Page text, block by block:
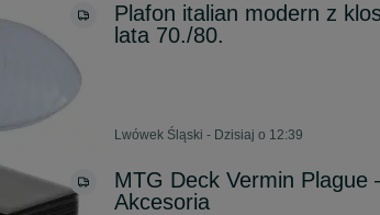
Plafon italian modern z
lata 70./80.
Lwówek Śląski - Dzisiaj o 12:39
MTG Deck Vermin
Akcesoria